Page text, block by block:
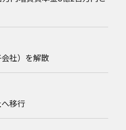
社）を解散
移行